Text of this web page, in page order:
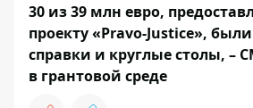
30 из 39 млн евро,
проекту «Pravo-Justice»,
справки и круглые столы, –
в грантовой среде